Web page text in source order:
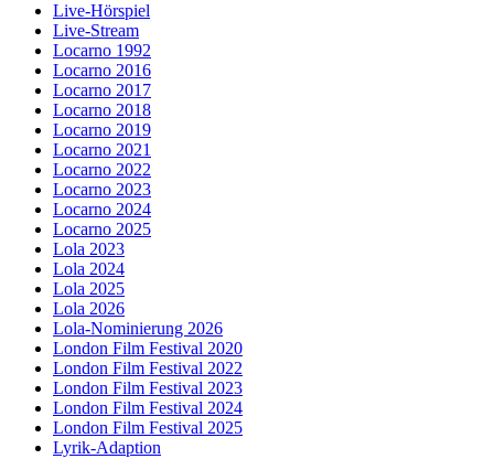
Live-Hörspiel
Live-Stream
Locarno 1992
Locarno 2016
Locarno 2017
Locarno 2018
Locarno 2019
Locarno 2021
Locarno 2022
Locarno 2023
Locarno 2024
Locarno 2025
Lola 2023
Lola 2024
Lola 2025
Lola 2026
Lola-Nominierung 2026
London Film Festival 2020
London Film Festival 2022
London Film Festival 2023
London Film Festival 2024
London Film Festival 2025
Lyrik-Adaption